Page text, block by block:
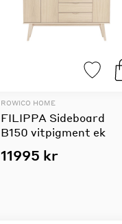
ROWICO HOME
FILIPPA Sideboard
B150 vitpigment ek
11995 kr